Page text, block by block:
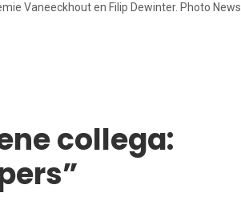
Vaneeckhout en Filip Dewinter. Photo News
collega: